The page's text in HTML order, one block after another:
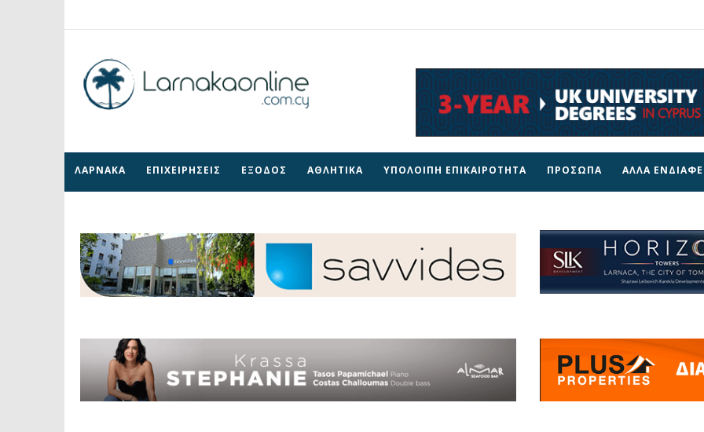
ΛΑΡΝΑΚΑ ΕΠΙΧΕΙΡΗΣΕΙΣ ΕΞΟΔΟΣ ΑΘΛΗΤΙΚΑ ΥΠΟΛΟΙΠΗ ΕΠΙΚΑΙΡΟΤΗΤΑ ΠΡΟΣΩΠΑ ΑΛΛΑ